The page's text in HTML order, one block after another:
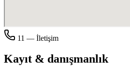
11 — İletişim
Kayıt & danışmanlık